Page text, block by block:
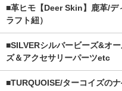
■革ヒモ【Deer Skin】鹿革/デ
ラフト紐）
■SILVERシルバービーズ&オ
ズ＆アクセサリーパーツetc
■TURQUOISE/ターコイズの